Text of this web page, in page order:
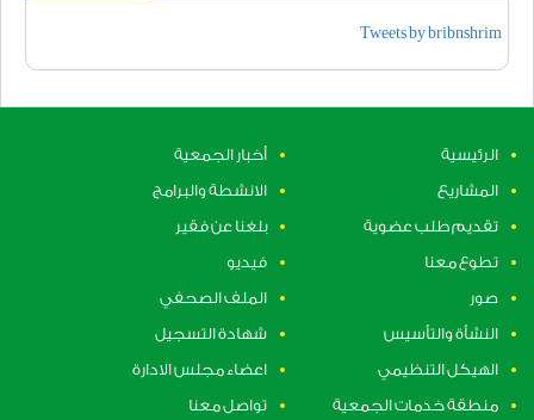
Tweets by bribnshrim
الرئيسية
أخبار الجمعية
المشاريع
الانشطة والبرامج
تقديم طلب عضوية
بلغنا عن فقير
تطوع معنا
فيديو
صور
الملف الصحفي
النشأة والتأسيس
شهادة التسجيل
الهيكل التنظيمي
اعضاء مجلس الادارة
منطقة خدمات الجمعية
تواصل معنا